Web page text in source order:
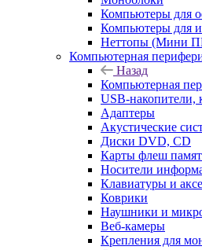
Компьютеры для
Компьютеры для
Неттопы (Мини
Компьютерная
Назад
Компьютерная
USB-накопители,
Адаптеры
Акустические
Диски DVD, CD
Карты флеш
Носители
Клавиатуры и
Коврики
Наушники и
Веб-камеры
Крепления для